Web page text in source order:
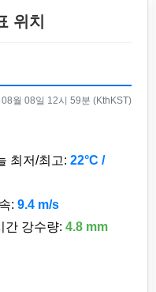
위치
월 08일 12시 59분 (KthKST)
최저/최고: 22°C /
: 9.4 m/s
간 강수량: 4.8 mm